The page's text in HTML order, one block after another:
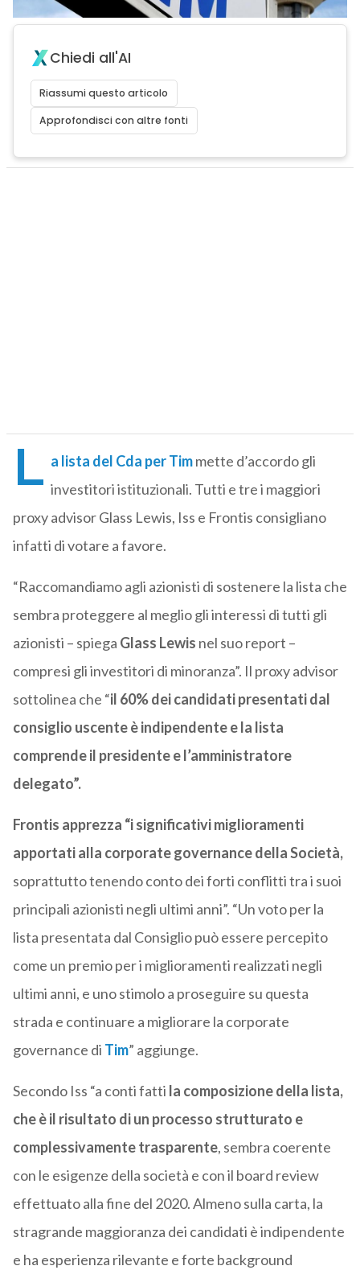
Chiedi all'AI
Riassumi questo articolo
Approfondisci con altre fonti
L a lista del Cda per Timmette d’accordo gli
investitori istituzionali. Tutti e tre i maggiori
proxy advisor Glass Lewis, Iss e Frontis consigliano
infatti di votare a favore.
“Raccomandiamo agli azionisti di sostenere la lista che
sembra proteggere al meglio gli interessi di tutti gli
azionisti – spiega Glass Lewis nel suo report –
compresi gli investitori di minoranza”. Il proxy advisor
sottolinea che “il 60% dei candidati presentati dal
consiglio uscente è indipendente e la lista
comprende il presidente e l’amministratore
delegato”.
Frontis apprezza “i significativi miglioramenti
apportati alla corporate governance della Società,
soprattutto tenendo conto dei forti conflitti tra i suoi
principali azionisti negli ultimi anni”. “Un voto per la
lista presentata dal Consiglio può essere percepito
come un premio per i miglioramenti realizzati negli
ultimi anni, e uno stimolo a proseguire su questa
strada e continuare a migliorare la corporate
governance di Tim” aggiunge.
Secondo Iss “a conti fatti la composizione della lista,
che è il risultato di un processo strutturato e
complessivamente trasparente, sembra coerente
con le esigenze della società e con il board review
effettuato alla fine del 2020. Almeno sulla carta, la
stragrande maggioranza dei candidati è indipendente
e ha esperienza rilevante e forte background